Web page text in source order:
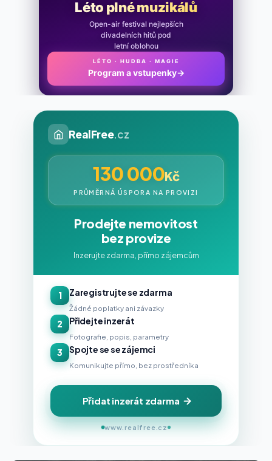
Léto plné muzikálů
Open-air festival nejlepších
divadelních hitů pod
letní oblohou
LÉTO · HUDBA · MAGIE
Program a vstupenky →
RealFree.cz
130 000Kč
PRŮMĚRNÁ ÚSPORA NA PROVIZI
Prodejte nemovitost
bez provize
Inzerujte zdarma, přímo zájemcům
1 Zaregistrujte se zdarma
Žádné poplatky ani závazky
2 Přidejte inzerát
Fotografie, popis, parametry
3 Spojte se se zájemci
Komunikujte přímo, bez prostředníka
Přidat inzerát zdarma
www.realfree.cz